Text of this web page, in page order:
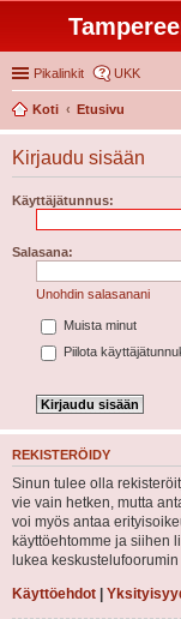
Pikalinkit UKK
Koti
Etusivu
Kirjaudu sisään
Käyttäjätunnus:
Salasana:
Unohdin salasanani
Muista minut
Piilota
REKISTERÖIDY
Sinun tulee olla
vie vain hetken, mutta
voi myös antaa
käyttöehtomme ja siihen
lukea keskustelufoorumin
Käyttöehdot |